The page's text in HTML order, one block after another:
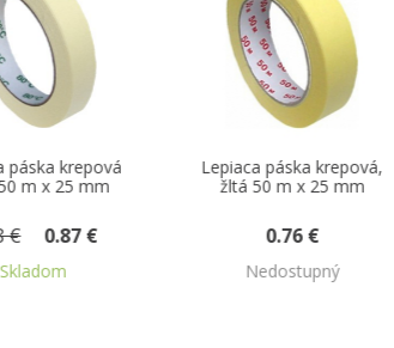
páska krepová,
50 m x 25 mm
0.76 €
Nedostupný
Lepiaca páska
priehľadná 66 m x 25
0.43 €
Nedostupný